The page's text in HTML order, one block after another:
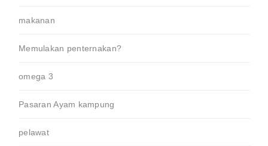
makanan
Memulakan penternakan?
omega 3
Pasaran Ayam kampung
pelawat